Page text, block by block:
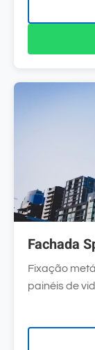
Fachada
Fixação
painéis de